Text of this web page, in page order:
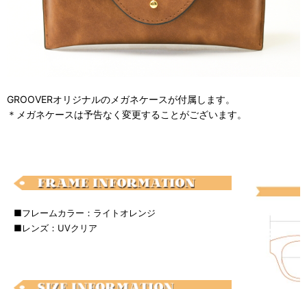
GROOVERオリジナルのメガネケースが付属します。
＊メガネケースは予告なく変更することがございます。
■フレームカラー：ライトオレンジ
■レンズ：UVクリア